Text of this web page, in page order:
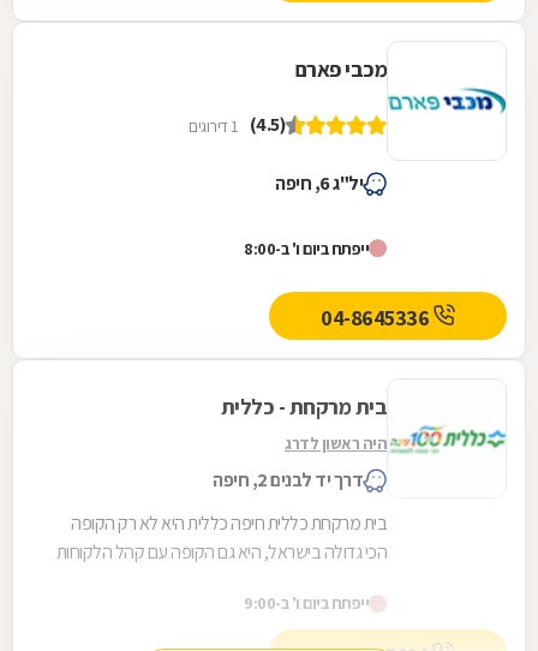
מכבי פארם
(4.5) 1 דירוגים
יל"ג 6, חיפה
ייפתח ביום ו' ב-8:00
בית מרקחת - כללית
היה ראשון לדרג
דרך יד לבנים 2, חיפה
בית מרקחת כללית חיפה כללית היא לא רק הקופה
הכי גדולה בישראל, היא גם הקופה עם קהל הלקוחות
שירות...
ייפתח ביום ו' ב-9:00